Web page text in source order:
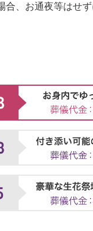
、お通夜等はせ